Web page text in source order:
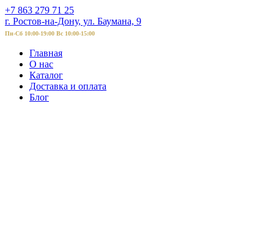
+7 863 279 71 25
г. Ростов-на-Дону, ул. Баумана, 9
Пн-Сб 10:00-19:00 Вс 10:00-15:00
Главная
О нас
Каталог
Доставка и оплата
Блог